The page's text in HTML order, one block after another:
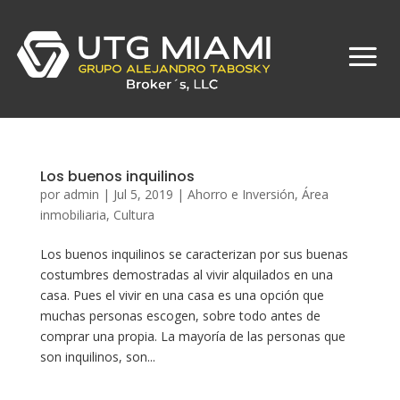
Los buenos inquilinos
por admin | Jul 5, 2019 | Ahorro e Inversión, Área
inmobiliaria, Cultura
Los buenos inquilinos se caracterizan por sus buenas
costumbres demostradas al vivir alquilados en una
casa. Pues el vivir en una casa es una opción que
muchas personas escogen, sobre todo antes de
comprar una propia. La mayoría de las personas que
son inquilinos, son...